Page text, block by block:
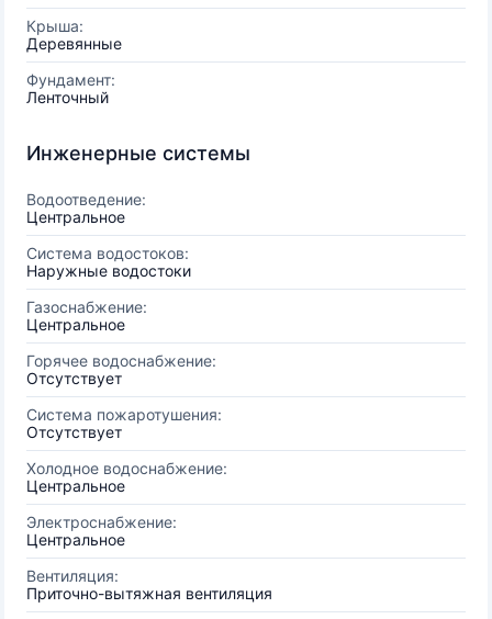
Крыша:
Деревянные
Фундамент:
Ленточный
Инженерные системы
Водоотведение:
Центральное
Система водостоков:
Наружные водостоки
Газоснабжение:
Центральное
Горячее водоснабжение:
Отсутствует
Система пожаротушения:
Отсутствует
Холодное водоснабжение:
Центральное
Электроснабжение:
Центральное
Вентиляция:
Приточно-вытяжная вентиляция